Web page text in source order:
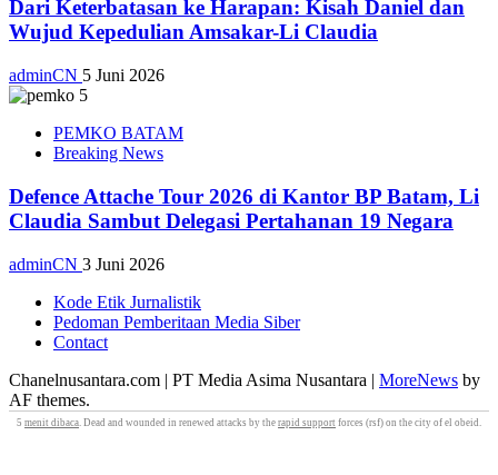
Dari Keterbatasan ke Harapan: Kisah Daniel dan
Wujud Kepedulian Amsakar-Li Claudia
adminCN 5 Juni 2026
PEMKO BATAM
Breaking News
Defence Attache Tour 2026 di Kantor BP Batam, Li
Claudia Sambut Delegasi Pertahanan 19 Negara
adminCN 3 Juni 2026
Kode Etik Jurnalistik
Pedoman Pemberitaan Media Siber
Contact
Chanelnusantara.com | PT Media Asima Nusantara | MoreNews by
AF themes.
5 menit dibaca . Dead and wounded in renewed attacks by the rapid support forces (rsf) on the city of el obeid.